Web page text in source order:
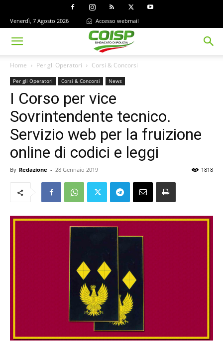
Venerdì, 7 Agosto 2026 Accesso webmail
Home Per gli Operatori Corsi & Concorsi
Per gli Operatori Corsi & Concorsi News
I Corso per vice
Sovrintendente tecnico.
Servizio web per la fruizione
online di codici e leggi
By Redazione - 28 Gennaio 2019 1818